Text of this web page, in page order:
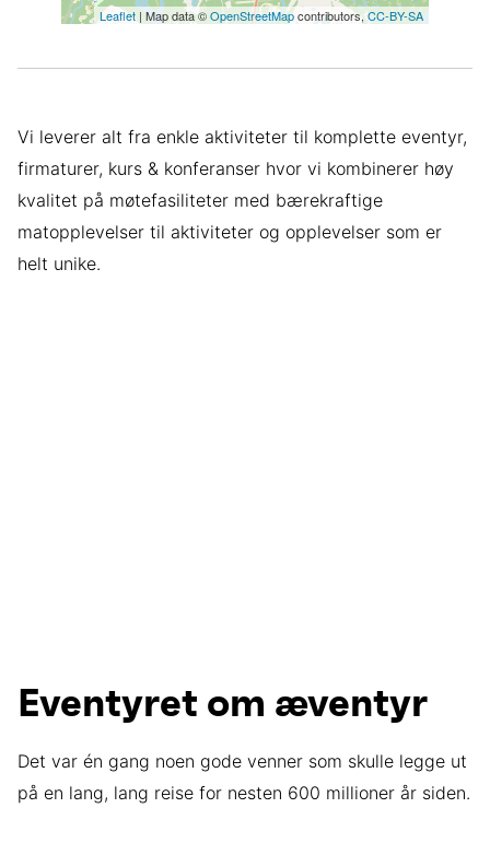
Leaflet | Map data ©OpenStreetMapcontributors, CC-BY-SA
Vi leverer alt fra enkle aktiviteter til komplette eventyr,
firmaturer, kurs & konferanser hvor vi kombinerer høy
kvalitet på møtefasiliteter med bærekraftige
matopplevelser til aktiviteter og opplevelser som er
helt unike.
Eventyret om æventyr
Det var én gang noen gode venner som skulle legge ut
på en lang, lang reise for nesten 600 millioner år siden.